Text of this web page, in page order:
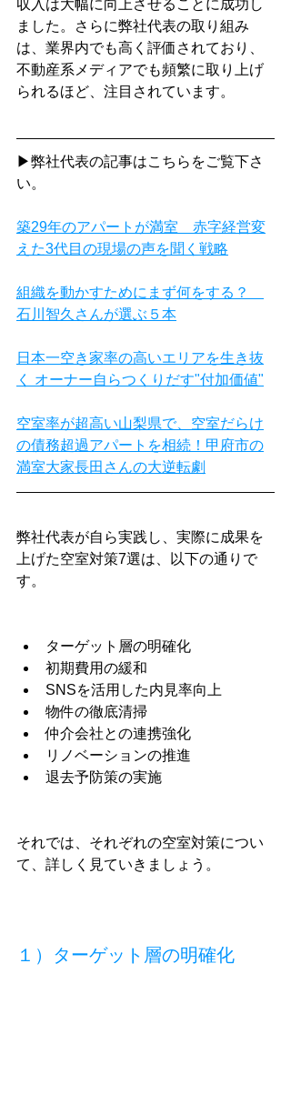
収入は大幅に向上させることに成功し
ました。さらに弊社代表の取り組み
は、業界内でも高く評価されており、
不動産系メディアでも頻繁に取り上げ
られるほど、注目されています。
▶弊社代表の記事はこちらをご覧下さ
い。
築29年のアパートが満室　赤字経営変
えた3代目の現場の声を聞く戦略
組織を動かすためにまず何をする？
石川智久さんが選ぶ５本
⽇本⼀空き家率の⾼いエリアを⽣き抜
く オーナー自らつくりだす"付加価値"
空室率が超高い山梨県で、空室だらけ
の債務超過アパートを相続！甲府市の
満室大家長田さんの大逆転劇
弊社代表が自ら実践し、実際に成果を
上げた空室対策7選は、以下の通りで
す。
ターゲット層の明確化
初期費用の緩和
SNSを活用した内見率向上
物件の徹底清掃
仲介会社との連携強化
リノベーションの推進
退去予防策の実施
それでは、それぞれの空室対策につい
て、詳しく見ていきましょう。
１）ターゲット層の明確化